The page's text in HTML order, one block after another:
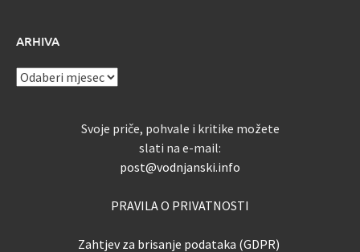
ARHIVA
ARHIVA
Svoje priče, pohvale i kritike možete
slati na e-mail:
post@vodnjanski.info
PRAVILA O PRIVATNOSTI
Zahtjev za brisanje podataka (GDPR)